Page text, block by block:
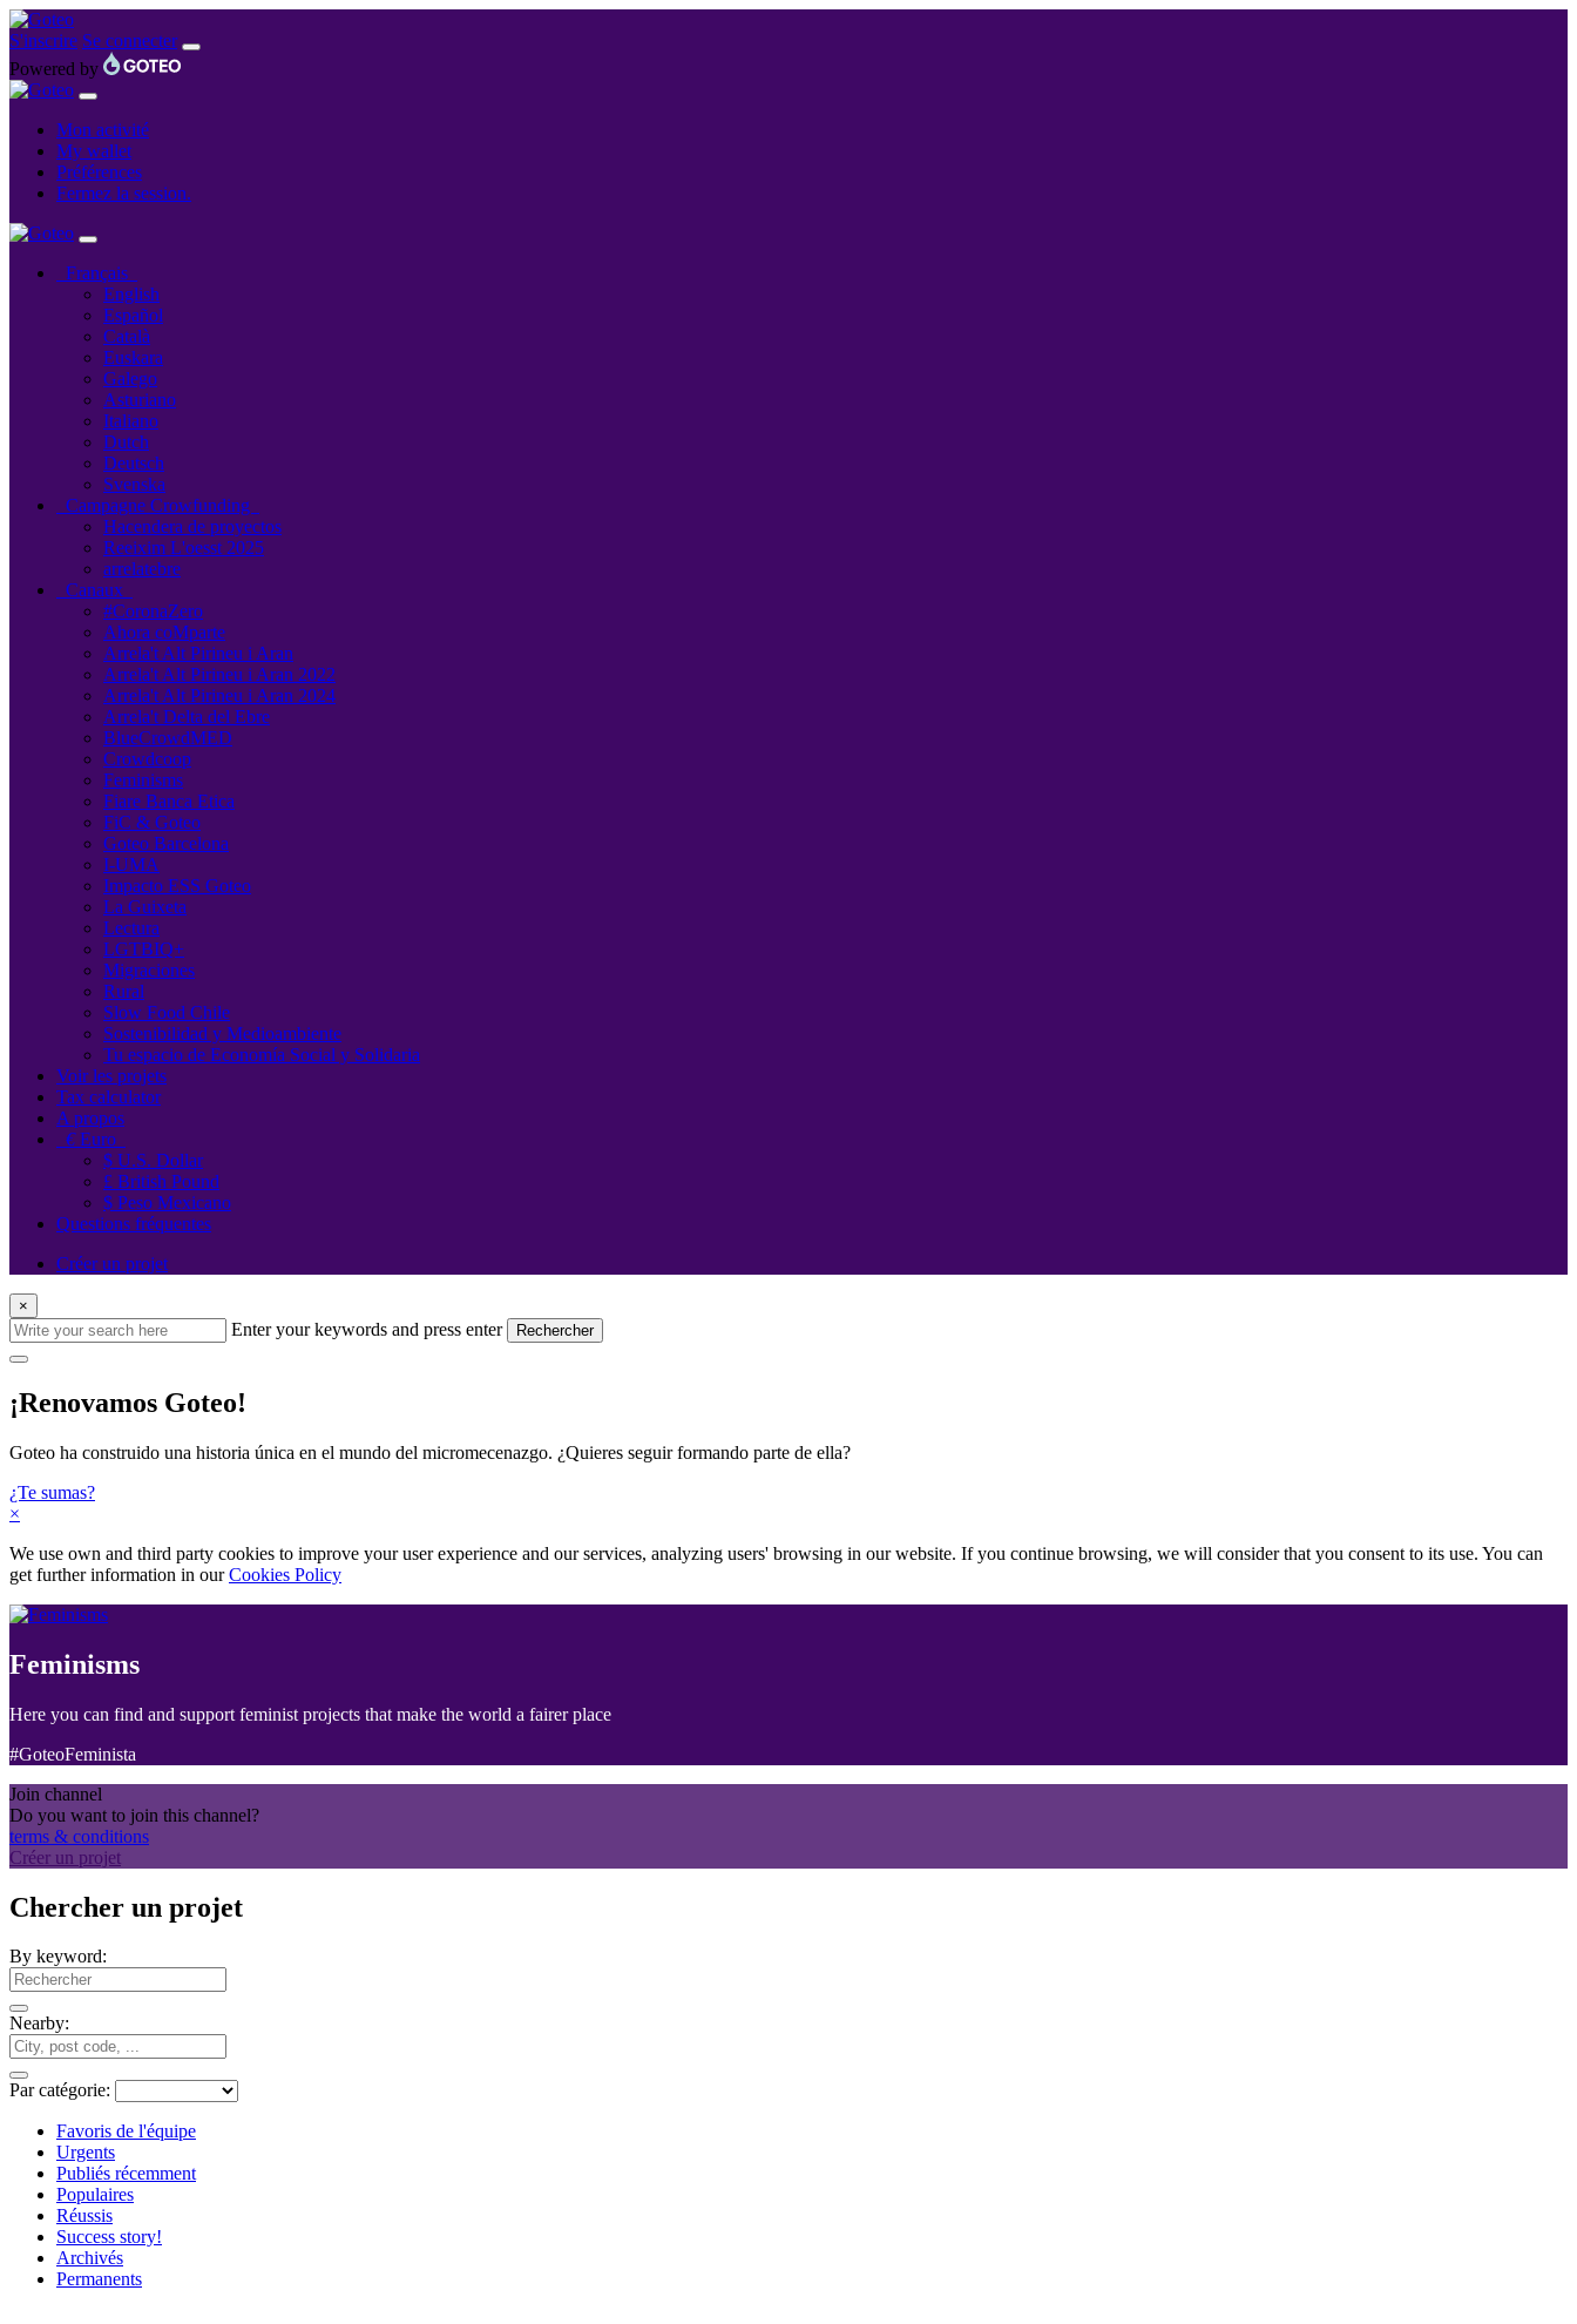
S'inscrire Se connecter
Powered by
Mon activité
My wallet
Préférences
Fermez la session.
Français
English
Español
Català
Euskara
Galego
Asturiano
Italiano
Dutch
Deutsch
Svenska
Campagne Crowfunding
Hacendera de proyectos
Reeixim L'oesst 2025
arrelatebre
Canaux
#CoronaZero
Ahora coMparte
Arrela't Alt Pirineu i Aran
Arrela't Alt Pirineu i Aran 2022
Arrela't Alt Pirineu i Aran 2024
Arrela't Delta del Ebre
BlueCrowdMED
Crowdcoop
Feminisms
Fiare Banca Etica
FiC & Goteo
Goteo Barcelona
I-UMA
Impacto ESS Goteo
La Guixeta
Lectura
LGTBIQ+
Migraciones
Rural
Slow Food Chile
Sostenibilidad y Medioambiente
Tu espacio de Economía Social y Solidaria
Voir les projets
Tax calculator
A propos
€Euro
$ U.S. Dollar
£ British Pound
$ Peso Mexicano
Questions fréquentes
Créer un projet
×
Enter your keywords and press enter Rechercher
¡Renovamos Goteo!
Goteo ha construido una historia única en el mundo del micromecenazgo. ¿Quieres seguir formando parte de ella?
¿Te sumas?
×
We use own and third party cookies to improve your user experience and our services, analyzing users' browsing in our website. If you continue browsing, we will consider that you consent to its use. You can
get further information in ourCookies Policy
Feminisms
Here you can find and support feminist projects that make the world a fairer place
#GoteoFeminista
Join channel
Do you want to join this channel?
terms & conditions
Créer un projet
Chercher un projet
By keyword:
Nearby:
Par catégorie:
Favoris de l'équipe
Urgents
Publiés récemment
Populaires
Réussis
Success story!
Archivés
Permanents